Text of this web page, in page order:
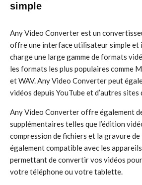
simple
Any Video Converter est un
offre une interface utilisateur simple et
charge une large gamme de formats
les formats les plus populaires comme
et WAV. Any Video Converter peut
vidéos depuis YouTube et d’autres
Any Video Converter offre également
supplémentaires telles que l’édition
compression de fichiers et la gravure
également compatible avec les
permettant de convertir vos vidéos
votre téléphone ou votre tablette.